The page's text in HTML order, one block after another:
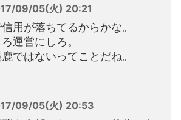
09/05(火) 20:21
用が落ちてるからかな。
運営にしろ。
ではないってことだね。
09/05(火) 20:53